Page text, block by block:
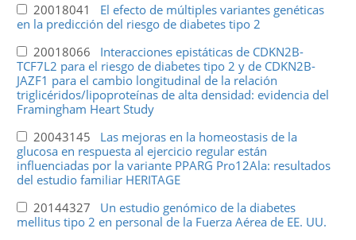
20018041 El efecto de múltiples variantes genéticas
en la predicción del riesgo de diabetes tipo 2
20018066 Interacciones epistáticas de CDKN2B-
TCF7L2 para el riesgo de diabetes tipo 2 y de CDKN2B-
JAZF1 para el cambio longitudinal de la relación
triglicéridos/lipoproteínas de alta densidad: evidencia del
Framingham Heart Study
20043145 Las mejoras en la homeostasis de la
glucosa en respuesta al ejercicio regular están
influenciadas por la variante PPARG Pro12Ala: resultados
del estudio familiar HERITAGE
20144327 Un estudio genómico de la diabetes
mellitus tipo 2 en personal de la Fuerza Aérea de EE. UU.